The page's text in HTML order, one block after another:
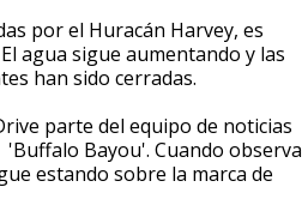
por el Huracán Harvey, es
agua sigue aumentando y las
han sido cerradas.
parte del equipo de noticias
Bayou'. Cuando observa
estando sobre la marca de